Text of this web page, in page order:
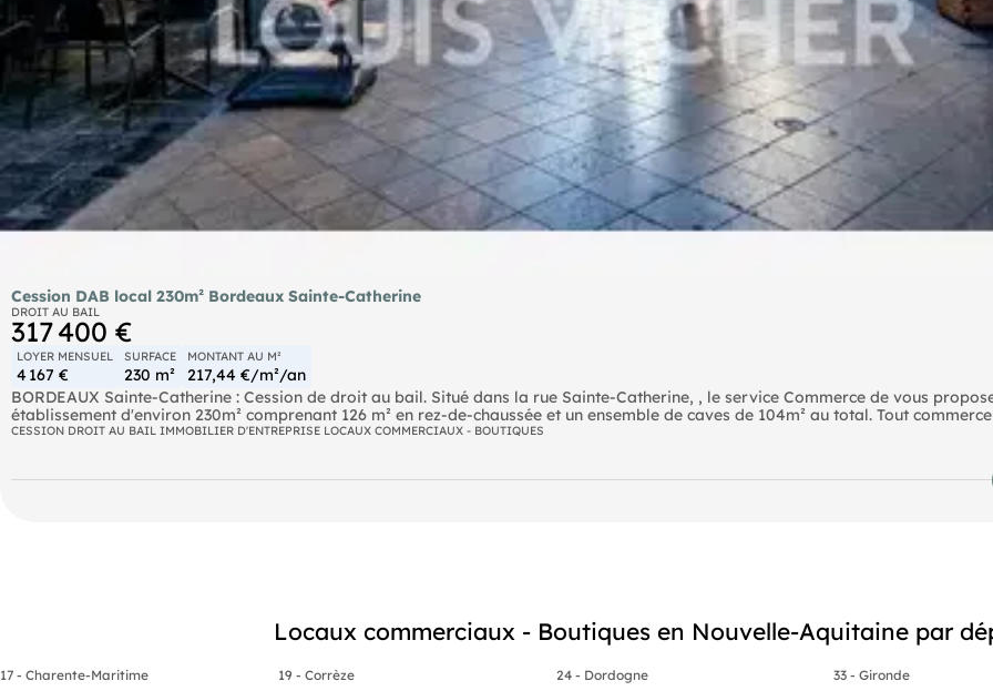
Cession DAB local 230m² Bordeaux Sainte-Catherine
DROIT AU BAIL
317 400 €
LOYER MENSUEL
4 167 €
SURFACE
230 m²
MONTANT AU M²
217,44 €/m²/an
BORDEAUX Sainte-Catherine : Cession de droit au bail. Situé dans la rue Sainte-Catherine, , le service Commerce de vous propose un
établissement d'environ 230m² comprenant 126 m² en rez-de-chaussée et un ensemble de caves de 104m² au total. Tout
restauration.
CESSION DROIT AU BAIL IMMOBILIER D'ENTREPRISE LOCAUX COMMERCIAUX - BOUTIQUES
Locaux commerciaux - Boutiques en Nouvelle-Aquitaine par
17 - Charente-Maritime 19 - Corrèze 24 - Dordogne 33 - Gironde